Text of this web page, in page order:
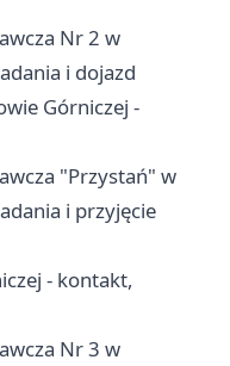
Nr 2 w
i dojazd
Górniczej -
"Przystań" w
i przyjęcie
- kontakt,
Nr 3 w